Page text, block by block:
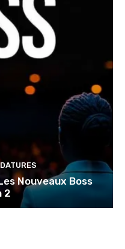
Nouveaux Boss
2